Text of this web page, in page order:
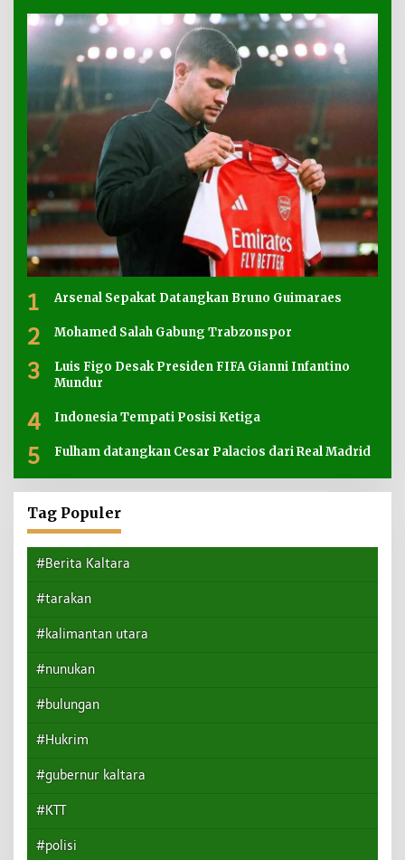
1 Arsenal Sepakat Datangkan Bruno Guimaraes
2 Mohamed Salah Gabung Trabzonspor
3
Luis Figo Desak Presiden FIFA Gianni Infantino
Mundur
4 Indonesia Tempati Posisi Ketiga
5 Fulham datangkan Cesar Palacios dari Real Madrid
Tag Populer
#Berita Kaltara
#tarakan
#kalimantan utara
#nunukan
#bulungan
#Hukrim
#gubernur kaltara
#KTT
#polisi